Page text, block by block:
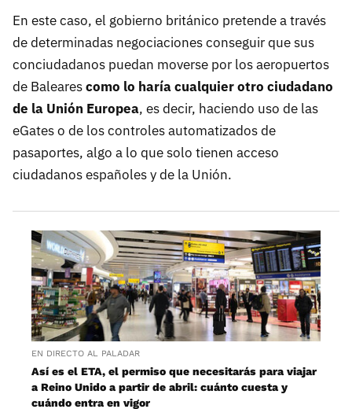
En este caso, el gobierno británico pretende a través
de determinadas negociaciones conseguir que sus
conciudadanos puedan moverse por los aeropuertos
de Balearescomo lo haría cualquier otro ciudadano
de la Unión Europea, es decir, haciendo uso de las
eGates o de los controles automatizados de
pasaportes, algo a lo que solo tienen acceso
ciudadanos españoles y de la Unión.
EN DIRECTO AL PALADAR
Así es el ETA, el permiso que necesitarás para viajar
a Reino Unido a partir de abril: cuánto cuesta y
cuándo entra en vigor